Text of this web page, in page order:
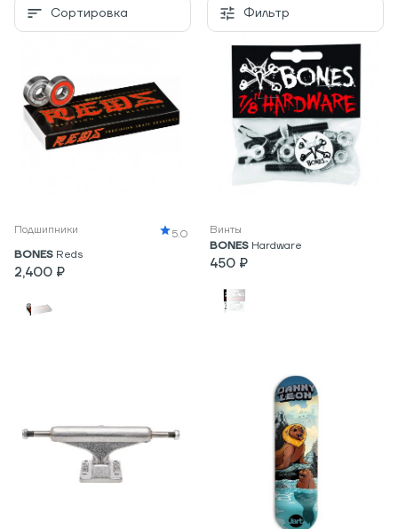
Сортировка Фильтр
Подшипники
5.0
BONES Reds
2,400 ₽
Винты
BONES Hardware
450 ₽